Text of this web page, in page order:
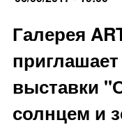
Галерея
выставки
солнцем и